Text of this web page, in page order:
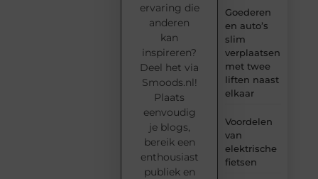
Goederen
en auto’s
slim
verplaatsen
met twee
liften naast
elkaar
Voordelen
van
elektrische
fietsen
ervaring die
anderen
kan
inspireren?
Deel het via
Smoods.nl!
Plaats
eenvoudig
je blogs,
bereik een
enthousiast
publiek en